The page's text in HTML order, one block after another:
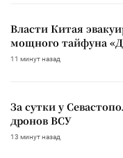
Власти Китая
мощного тайфуна
11 минут назад
За сутки у
дронов ВСУ
13 минут назад